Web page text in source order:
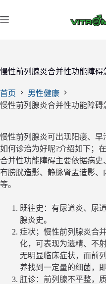
过
慢性前列腺炎合并性功能障碍
首页
男性健康
慢性前列腺炎合并性功能障碍
慢性前列腺炎可出现阳痿、早
如何诊治为好呢?介绍如下；
合并性功能障碍主要依据病
有膀胱造影、静脉肾盂造影
等。
既往史：有尿道炎、尿
腺炎史。
症状；慢性前列腺炎合
化，可表现为遗精、不
无明显临床症状，而前
养找到一定量的细菌，即
肛诊：前列腺不平整，